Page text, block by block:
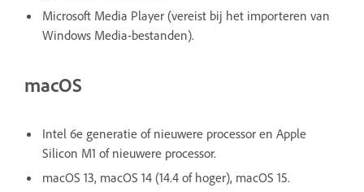
Microsoft Media Player (vereist bij het importeren van
Windows Media-bestanden).
macOS
Intel 6e generatie of nieuwere processor en Apple
Silicon M1 of nieuwere processor.
macOS 13, macOS 14 (14.4 of hoger), macOS 15.